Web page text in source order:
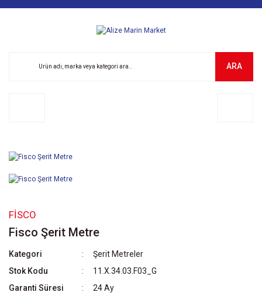
ARA
FİSCO
Fisco Şerit Metre
Kategori
Şerit Metreler
Stok Kodu
11.X.34.03.F03_G
Garanti Süresi
24 Ay